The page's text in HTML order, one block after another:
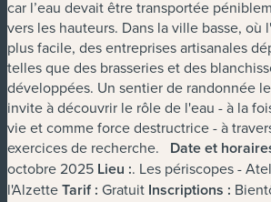
car l’eau devait être transportée
vers les hauteurs. Dans la ville basse, où
plus facile, des entreprises artisanales
telles que des brasseries et des
développées. Un sentier de randonnée
invite à découvrir le rôle de l'eau - à la
vie et comme force destructrice - à
exercices de recherche. Date et
octobre 2025 Lieu :. Les périscopes -
l'AlzetteTarif : Gratuit Inscriptions :